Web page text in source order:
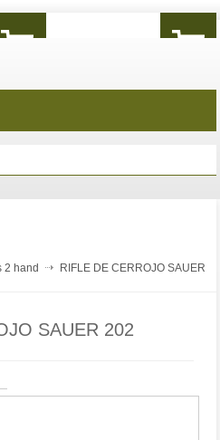
2 hand
RIFLE DE CERROJO SAUER
SAUER 202